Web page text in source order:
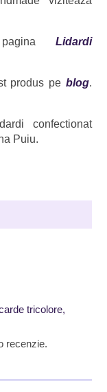
pagina Lidardi
produs pe blog.
confectionat
Puiu.
tricolore,
recenzie.